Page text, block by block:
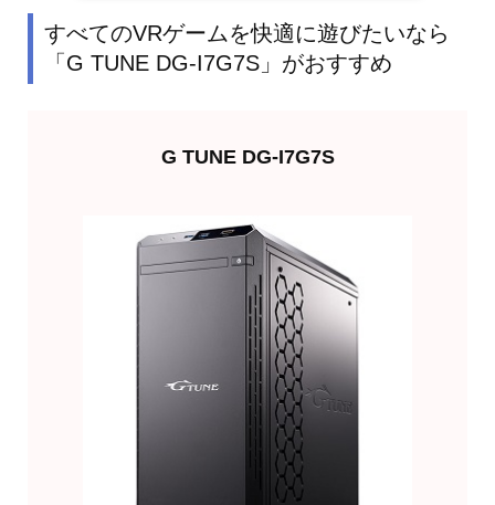
すべてのVRゲームを快適に遊びたいなら
「G TUNE DG-I7G7S」がおすすめ
G TUNE DG-I7G7S